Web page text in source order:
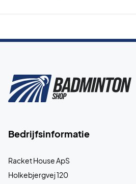
Bedrijfsinformatie
Racket House ApS
Holkebjergvej 120